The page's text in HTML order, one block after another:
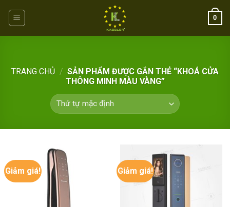
0
TRANG CHỦ / SẢN PHẨM ĐƯỢC GẮN THẺ “KHOÁ CỬA
THÔNG MINH MÀU VÀNG”
Giảm giá! Giảm giá!